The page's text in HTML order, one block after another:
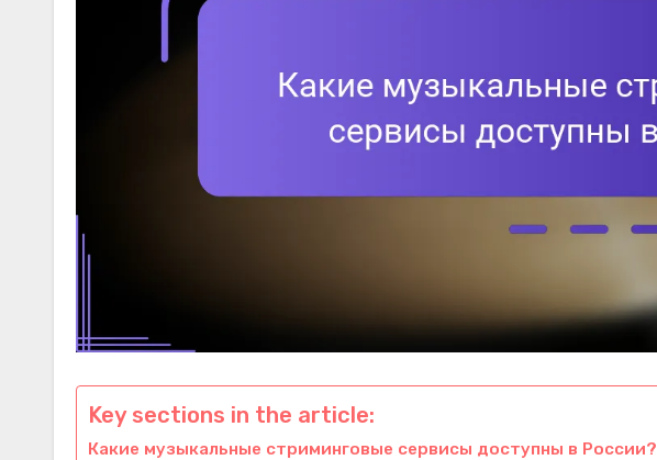
Key sections in the article:
Какие музыкальные стриминговые сервисы доступны в России?